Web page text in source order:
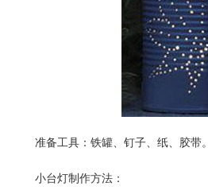
准备工具：铁罐、钉子、纸、胶带。
小台灯制作方法：